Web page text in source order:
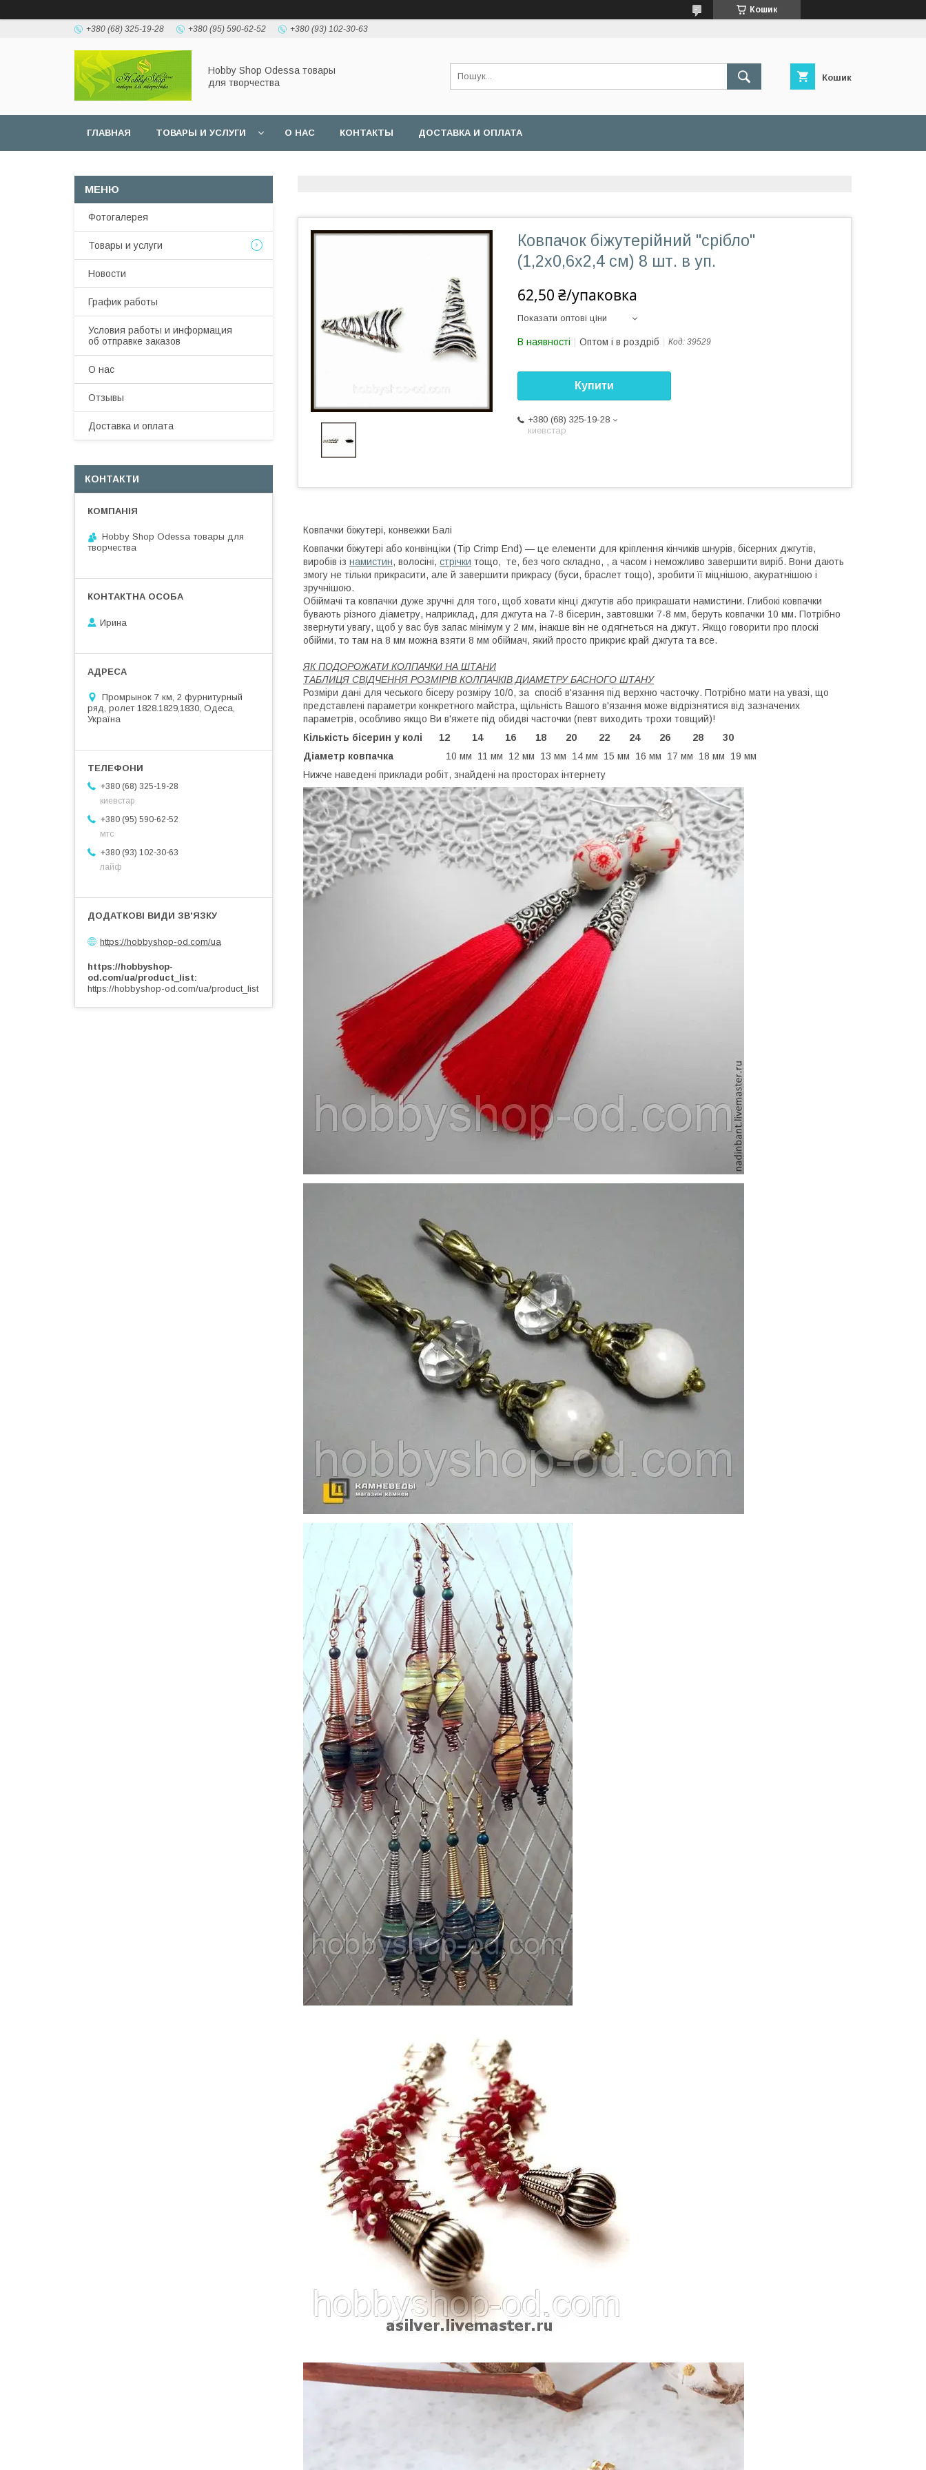
Кошик
+380 (68) 325-19-28 +380 (95) 590-62-52 +380 (93) 102-30-63
Hobbу Shop Odessa товары
для творчества
Кошик
ГЛАВНАЯ ТОВАРЫ И УСЛУГИ О НАС КОНТАКТЫ ДОСТАВКА И ОПЛАТА
Ковпачок біжутерійний "срібло"
(1,2х0,6х2,4 см) 8 шт. в уп.
62,50 ₴/упаковка
Показати оптові ціни
В наявності Оптом і в роздріб Код: 39529
Купити
+380 (68) 325-19-28
киевстар
Ковпачки біжутері, конвежки Балі
Ковпачки біжутері або конвінціки (Tip Crimp End) — це елементи для кріплення кінчиків шнурів, бісерних джгутів,
виробів із намистин, волосіні, стрічки тощо, те, без чого складно, , а часом і неможливо завершити виріб. Вони дають
змогу не тільки прикрасити, але й завершити прикрасу (буси, браслет тощо), зробити її міцнішою, акуратнішою і
зручнішою.
Обіймачі та ковпачки дуже зручні для того, щоб ховати кінці джгутів або прикрашати намистини. Глибокі ковпачки
бувають різного діаметру, наприклад, для джгута на 7-8 бісерин, завтовшки 7-8 мм, беруть ковпачки 10 мм. Потрібно
звернути увагу, щоб у вас був запас мінімум у 2 мм, інакше він не одягнеться на джгут. Якщо говорити про плоскі
обійми, то там на 8 мм можна взяти 8 мм обіймач, який просто прикриє край джгута та все.
ЯК ПОДОРОЖАТИ КОЛПАЧКИ НА ШТАНИ
ТАБЛИЦЯ СВІДЧЕННЯ РОЗМІРІВ КОЛПАЧКІВ ДИАМЕТРУ БАСНОГО ШТАНУ
Розміри дані для чеського бісеру розміру 10/0, за спосіб в'язання під верхню часточку. Потрібно мати на увазі, що
представлені параметри конкретного майстра, щільність Вашого в'язання може відрізнятися від зазначених
параметрів, особливо якщо Ви в'яжете під обидві часточки (певт виходить трохи товщий)!
Кількість бісерин у колі 12 14 16 18 20 22 24 26 28 30
Діаметр ковпачка 10 мм 11 мм 12 мм 13 мм 14 мм 15 мм 16 мм 17 мм 18 мм 19 мм
Нижче наведені приклади робіт, знайдені на просторах інтернету
Фотогалерея
Товары и услуги
Новости
График работы
Условия работы и информация
об отправке заказов
О нас
Отзывы
Доставка и оплата
КОНТАКТИ
Hobby Shop Odessa товары для
творчества
Ирина
Промрынок 7 км, 2 фурнитурный
ряд, ролет 1828.1829,1830, Одеса,
Україна
+380 (68) 325-19-28
киевстар
+380 (95) 590-62-52
мтс
+380 (93) 102-30-63
лайф
https://hobbyshop-od.com/ua
https://hobbyshop-
od.com/ua/product_list
https://hobbyshop-od.com/ua/product_list